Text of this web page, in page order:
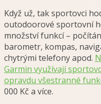
Když už, tak sportovci
outodoorové sportovní
množství funkcí –
barometr, kompas,
chytrými telefony apod.
Garmin využívají
opravdu všestranné
000 Kč a více.